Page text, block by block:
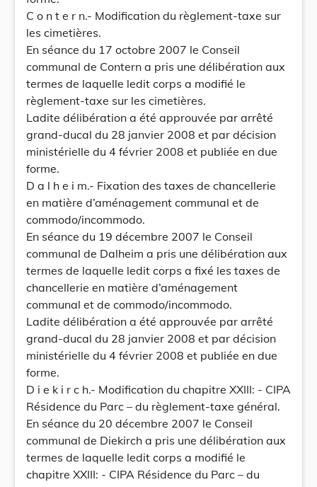
C o n t e r n.- Modification du règlement-taxe sur
les cimetières.
En séance du 17 octobre 2007 le Conseil
communal de Contern a pris une délibération aux
termes de laquelle ledit corps a modifié le
règlement-taxe sur les cimetières.
Ladite délibération a été approuvée par arrêté
grand-ducal du 28 janvier 2008 et par décision
ministérielle du 4 février 2008 et publiée en due
forme.
D a l h e i m.- Fixation des taxes de chancellerie
en matière d’aménagement communal et de
commodo/incommodo.
En séance du 19 décembre 2007 le Conseil
communal de Dalheim a pris une délibération aux
termes de laquelle ledit corps a fixé les taxes de
chancellerie en matière d’aménagement
communal et de commodo/incommodo.
Ladite délibération a été approuvée par arrêté
grand-ducal du 28 janvier 2008 et par décision
ministérielle du 4 février 2008 et publiée en due
forme.
D i e k i r c h.- Modification du chapitre XXIII: - CIPA
Résidence du Parc – du règlement-taxe général.
En séance du 20 décembre 2007 le Conseil
communal de Diekirch a pris une délibération aux
termes de laquelle ledit corps a modifié le
chapitre XXIII: - CIPA Résidence du Parc – du